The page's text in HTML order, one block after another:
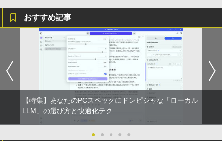
おすすめ記事
【特集】あなたのPCスペックにドンピシャな「ローカル
LLM」の選び方と快適化テク
● ● ● ● ●